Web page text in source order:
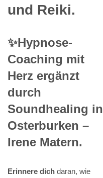
und Reiki.
✨Hypnose-
Coaching mit
Herz ergänzt
durch
Soundhealing in
Osterburken –
Irene Matern.
Erinnere dich daran, wie